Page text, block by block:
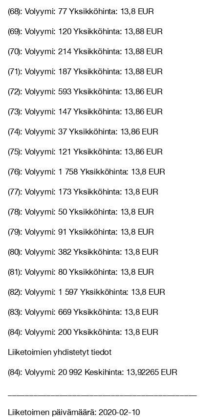
(68): Volyymi: 77 Yksikköhinta: 13,8 EUR
(69): Volyymi: 120 Yksikköhinta: 13,88 EUR
(70): Volyymi: 214 Yksikköhinta: 13,88 EUR
(71): Volyymi: 187 Yksikköhinta: 13,88 EUR
(72): Volyymi: 593 Yksikköhinta: 13,86 EUR
(73): Volyymi: 147 Yksikköhinta: 13,86 EUR
(74): Volyymi: 37 Yksikköhinta: 13,86 EUR
(75): Volyymi: 121 Yksikköhinta: 13,86 EUR
(76): Volyymi: 1 758 Yksikköhinta: 13,8 EUR
(77): Volyymi: 173 Yksikköhinta: 13,8 EUR
(78): Volyymi: 50 Yksikköhinta: 13,8 EUR
(79): Volyymi: 91 Yksikköhinta: 13,8 EUR
(80): Volyymi: 382 Yksikköhinta: 13,8 EUR
(81): Volyymi: 80 Yksikköhinta: 13,8 EUR
(82): Volyymi: 1 597 Yksikköhinta: 13,8 EUR
(83): Volyymi: 669 Yksikköhinta: 13,8 EUR
(84): Volyymi: 200 Yksikköhinta: 13,8 EUR
Liiketoimien yhdistetyt tiedot
(84): Volyymi: 20 992 Keskihinta: 13,92265 EUR
Liiketoimen päivämäärä: 2020-02-10